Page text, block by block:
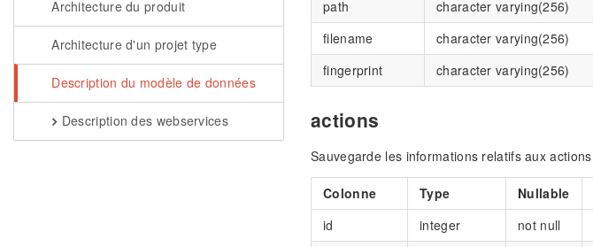
Architecture du produit
Architecture d'un projet type
Description du modèle de données
Description des webservices
path
character varying(256)
filename
character varying(256)
fingerprint
character varying(256)
actions
Sauvegarde les informations relatifs aux actions
Colonne Type Nullable
id
integer not null